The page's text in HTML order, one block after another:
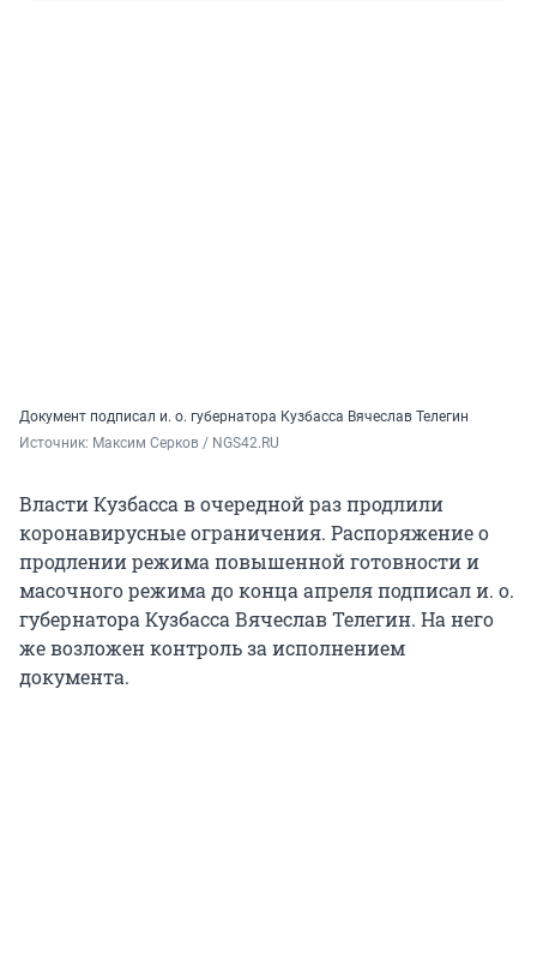
Документ подписал и. о. губернатора Кузбасса Вячеслав Телегин
Источник: Максим Серков / NGS42.RU
Власти Кузбасса в очередной раз продлили
коронавирусные ограничения. Распоряжение о
продлении режима повышенной готовности и
масочного режима до конца апреля подписал и. о.
губернатора Кузбасса Вячеслав Телегин. На него
же возложен контроль за исполнением
документа.